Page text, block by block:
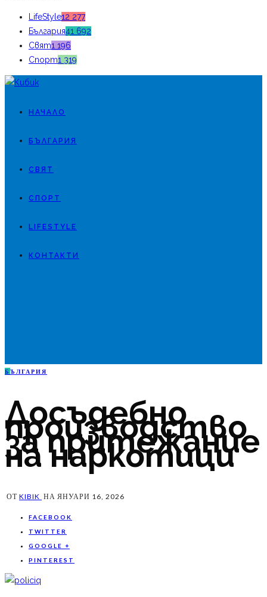
LifeStyle12 277
България41 692
Свят1 196
Спорт1 319
НАЧАЛО
БЪЛГАРИЯ
СВЯТ
СПОРТ
LIFESTYLE
КОНТАКТИ
Б ЪЛГАРИЯ
Досъдебно
производство
за притежание
на наркотици
ОТ KIBIK НА ЯНУАРИ 16, 2026
FACEBOOK
TWITTER
GOOGLE +
PINTEREST